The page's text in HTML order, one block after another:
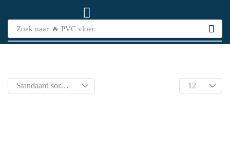
Zoek naar 🔥 PVC vloer